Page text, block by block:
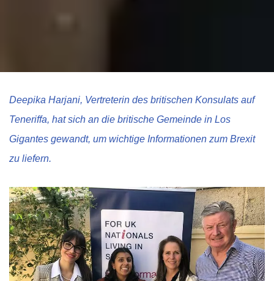
Deepika Harjani, Vertreterin des britischen Konsulats auf
Teneriffa, hat sich an die britische Gemeinde in Los
Gigantes gewandt, um wichtige Informationen zum Brexit
zu liefern.